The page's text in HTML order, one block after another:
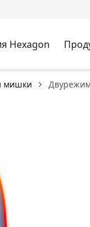
Hexagon
мишки